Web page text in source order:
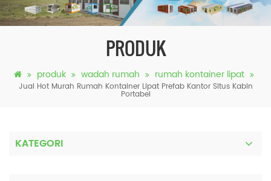
PRODUK
produk wadah rumah rumah kontainer lipat
Jual Hot Murah Rumah Kontainer Lipat Prefab Kantor Situs Kabin
Portabel
KATEGORI